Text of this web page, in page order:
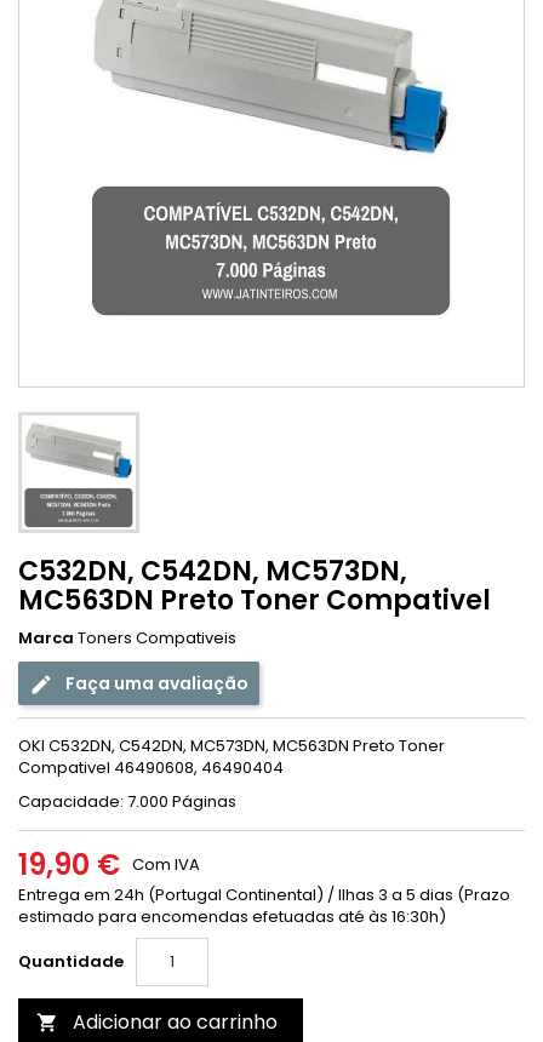
C532DN, C542DN, MC573DN,
MC563DN Preto Toner Compativel
Marca Toners Compativeis
Faça uma avaliação
OKI C532DN, C542DN, MC573DN, MC563DN Preto Toner
Compativel 46490608, 46490404
Capacidade: 7.000 Páginas
19,90 € Com IVA
Entrega em 24h (Portugal Continental) / Ilhas 3 a 5 dias (Prazo
estimado para encomendas efetuadas até às 16:30h)
Quantidade
 Adicionar ao carrinho